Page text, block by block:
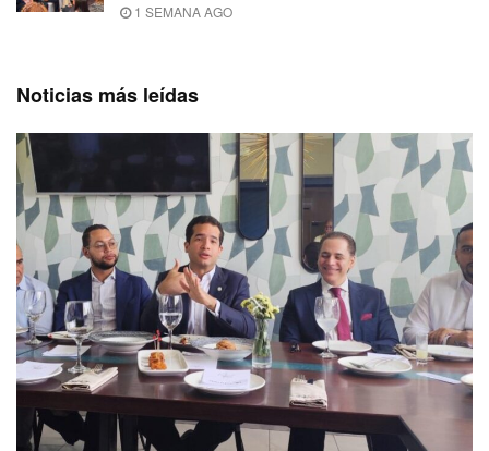
1 SEMANA AGO
Noticias más leídas